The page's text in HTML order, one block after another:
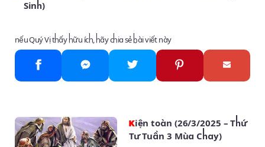
Sinh)
nếu Quý Vị thấy hữu ích, hãy chia sẻ bài viết này
Kiện toàn (26/3/2025 – Thứ
Tư Tuần 3 Mùa Chay)